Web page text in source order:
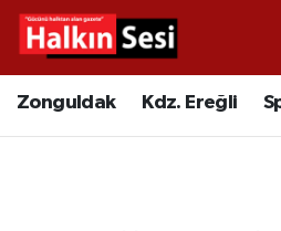
Zonguldak Kdz. Ereğli
Video
Çaycuma
Merkez Hava Durumu